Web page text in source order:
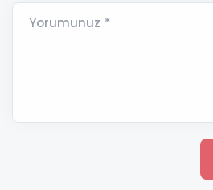
Yorumunuz *